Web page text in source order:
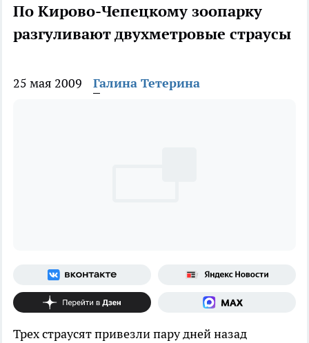
По Кирово-Чепецкому зоопарку
разгуливают двухметровые страусы
25 мая 2009 Галина Тетерина
Трех страусят привезли пару дней назад